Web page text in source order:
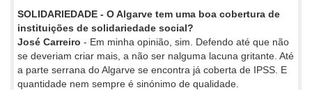
SOLIDARIEDADE - O Algarve tem uma boa cobertura de
instituições de solidariedade social?
José Carreiro - Em minha opinião, sim. Defendo até que não
se deveriam criar mais, a não ser nalguma lacuna gritante. Até
a parte serrana do Algarve se encontra já coberta de IPSS. E
quantidade nem sempre é sinónimo de qualidade.